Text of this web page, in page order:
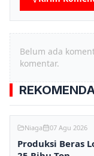
Belum ada
komentar.
Niaga 07 Agu 2026
Produksi Beras